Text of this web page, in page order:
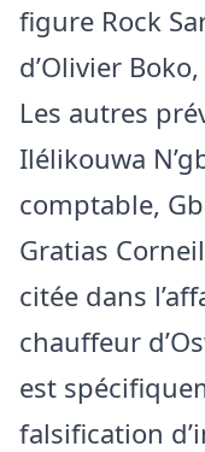
figure Rock
d’Olivier
Les autres
Ilélikouwa
comptable,
Gratias
citée dans
chauffeur
est
falsification